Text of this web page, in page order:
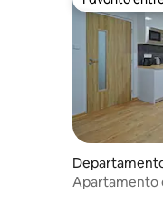
Favorito
ad Úpou
Apartamento